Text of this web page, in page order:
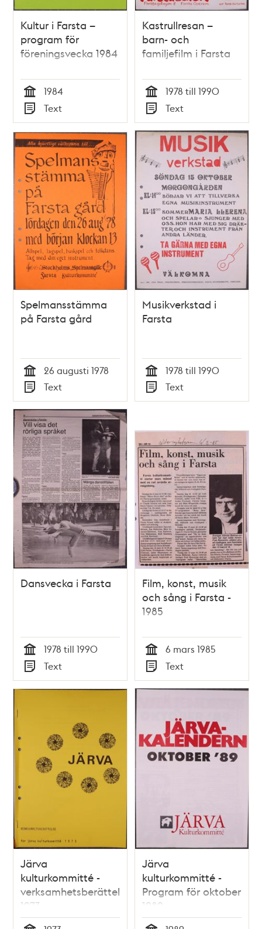
Kultur i Farsta –
program för
föreningsvecka 1984
Tid
1984
Typ
Text
Kastrullresan –
barn- och
familjefilm i Farsta
Tid
1978 till 1990
Typ
Text
Spelmansstämma
på Farsta gård
Tid
26 augusti 1978
Typ
Text
Musikverkstad i
Farsta
Tid
1978 till 1990
Typ
Text
Dansvecka i Farsta
Tid
1978 till 1990
Typ
Text
Film, konst, musik
och sång i Farsta -
1985
Tid
6 mars 1985
Typ
Text
Järva
kulturkommitté -
verksamhetsberättelse
1973
Järva
kulturkommitté -
Program för oktober
1989